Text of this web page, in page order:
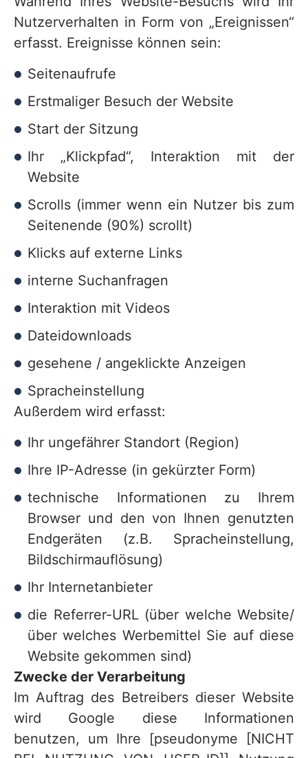
Nutzerverhalten in Form von „Ereignissen“
erfasst. Ereignisse können sein:
Seitenaufrufe
Erstmaliger Besuch der Website
Start der Sitzung
Ihr „Klickpfad“, Interaktion mit der
Website
Scrolls (immer wenn ein Nutzer bis zum
Seitenende (90%) scrollt)
Klicks auf externe Links
interne Suchanfragen
Interaktion mit Videos
Dateidownloads
gesehene / angeklickte Anzeigen
Spracheinstellung
Außerdem wird erfasst:
Ihr ungefährer Standort (Region)
Ihre IP-Adresse (in gekürzter Form)
technische Informationen zu Ihrem
Browser und den von Ihnen genutzten
Endgeräten (z.B. Spracheinstellung,
Bildschirmauflösung)
Ihr Internetanbieter
die Referrer-URL (über welche Website/
über welches Werbemittel Sie auf diese
Website gekommen sind)
Zwecke der Verarbeitung
Im Auftrag des Betreibers dieser Website
wird Google diese Informationen
benutzen, um Ihre [pseudonyme [NICHT